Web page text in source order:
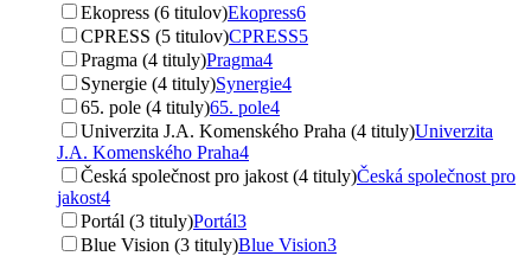
Ekopress (6 titulov)Ekopress6
CPRESS (5 titulov)CPRESS5
Pragma (4 tituly)Pragma4
Synergie (4 tituly)Synergie4
65. pole (4 tituly)65. pole4
Univerzita J.A. Komenského Praha (4 tituly)Univerzita
J.A. Komenského Praha4
Česká společnost pro jakost (4 tituly)Česká společnost pro
jakost4
Portál (3 tituly)Portál3
Blue Vision (3 tituly)Blue Vision3